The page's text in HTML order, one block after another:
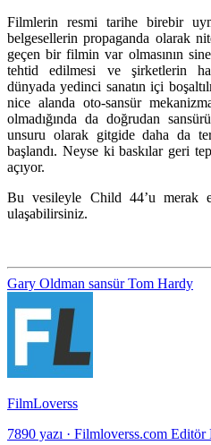
Filmlerin resmi tarihe birebir
belgesellerin propaganda olarak
geçen bir filmin var olmasının
tehtid edilmesi ve şirketlerin
dünyada yedinci sanatın içi
nice alanda oto-sansür
olmadığında da doğrudan
unsuru olarak gitgide daha da
başlandı. Neyse ki baskılar geri
açıyor.
Bu vesileyle Child 44’u merak
ulaşabilirsiniz.
Gary Oldman sansürTom Hardy
FilmLoverss
7890 yazı · Filmloverss.com Editör